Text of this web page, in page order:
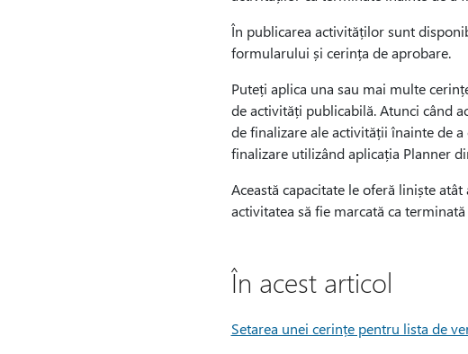
În publicarea activităților sunt
formularului și cerința de aprobare.
Puteți aplica una sau mai multe
de activități publicabilă. Atunci când
de finalizare ale activității înainte de
finalizare utilizând aplicația Planner
Această capacitate le oferă liniște
activitatea să fie marcată ca terminată
În acest articol
Setarea unei cerințe pentru lista de